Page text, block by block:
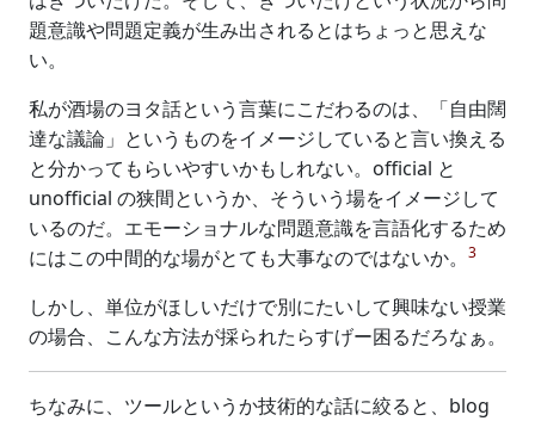
題意識や問題定義が生み出されるとはちょっと思えな
い。
私が酒場のヨタ話という言葉にこだわるのは、「自由闊
達な議論」というものをイメージしていると言い換える
と分かってもらいやすいかもしれない。official と
unofficial の狭間というか、そういう場をイメージして
いるのだ。エモーショナルな問題意識を言語化するため
にはこの中間的な場がとても大事なのではないか。
3
しかし、単位がほしいだけで別にたいして興味ない授業
の場合、こんな方法が採られたらすげー困るだろなぁ。
ちなみに、ツールというか技術的な話に絞ると、blog